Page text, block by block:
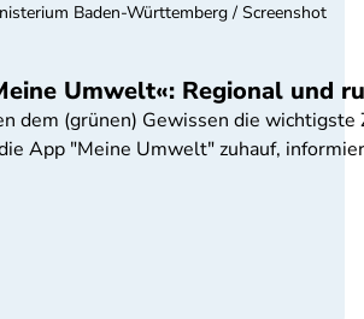
Umwelt«: Regional und
dem (grünen) Gewissen die
App "Meine Umwelt" zuhauf,
Baden-Württemberg / Screenshot